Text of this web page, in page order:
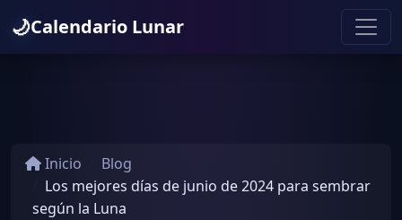
🌙Calendario Lunar
Inicio
Blog
Los mejores días de junio de 2024 para sembrar
según la Luna